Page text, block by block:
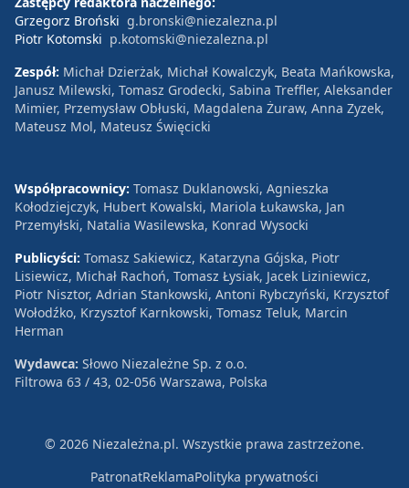
Grzegorz Broński g.bronski@niezalezna.pl
Piotr Kotomski p.kotomski@niezalezna.pl
Zespół: Michał Dzierżak, Michał Kowalczyk, Beata Mańkowska,
Janusz Milewski, Tomasz Grodecki, Sabina Treffler, Aleksander
Mimier, Przemysław Obłuski, Magdalena Żuraw, Anna Zyzek,
Mateusz Mol, Mateusz Święcicki
Współpracownicy: Tomasz Duklanowski, Agnieszka
Kołodziejczyk, Hubert Kowalski, Mariola Łukawska, Jan
Przemyłski, Natalia Wasilewska, Konrad Wysocki
Publicyści: Tomasz Sakiewicz, Katarzyna Gójska, Piotr
Lisiewicz, Michał Rachoń, Tomasz Łysiak, Jacek Liziniewicz,
Piotr Nisztor, Adrian Stankowski, Antoni Rybczyński, Krzysztof
Wołodźko, Krzysztof Karnkowski, Tomasz Teluk, Marcin
Herman
Wydawca: Słowo Niezależne Sp. z o.o.
Filtrowa 63 / 43, 02-056 Warszawa, Polska
© 2026 Niezależna.pl. Wszystkie prawa zastrzeżone.
PatronatReklamaPolityka prywatności